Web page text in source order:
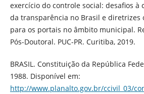
exercício do controle social: desafios à
da transparência no Brasil e diretrizes
para os portais no âmbito municipal.
Pós-Doutoral. PUC-PR. Curitiba, 2019.
BRASIL. Constituição da República
1988. Disponível em:
http://www.planalto.gov.br/ccivil_03/